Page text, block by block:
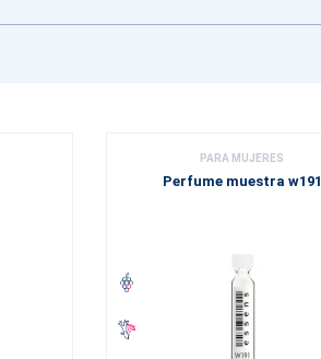
PARA MUJERES
Perfume muestra w191